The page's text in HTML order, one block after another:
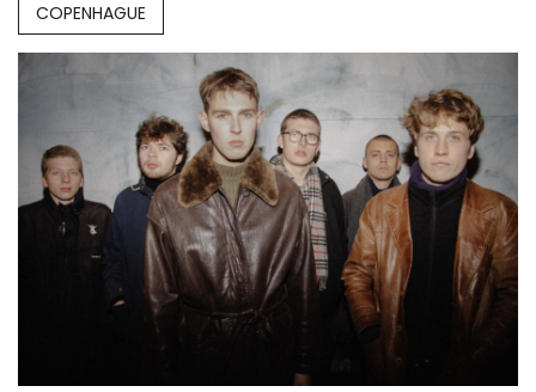
COPENHAGUE